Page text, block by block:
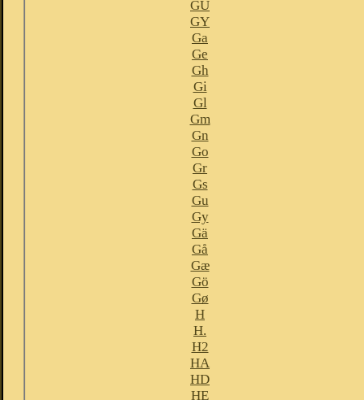
GU
GY
Ga
Ge
Gh
Gi
Gl
Gm
Gn
Go
Gr
Gs
Gu
Gy
Gä
Gå
Gæ
Gö
Gø
H
H.
H2
HA
HD
HE